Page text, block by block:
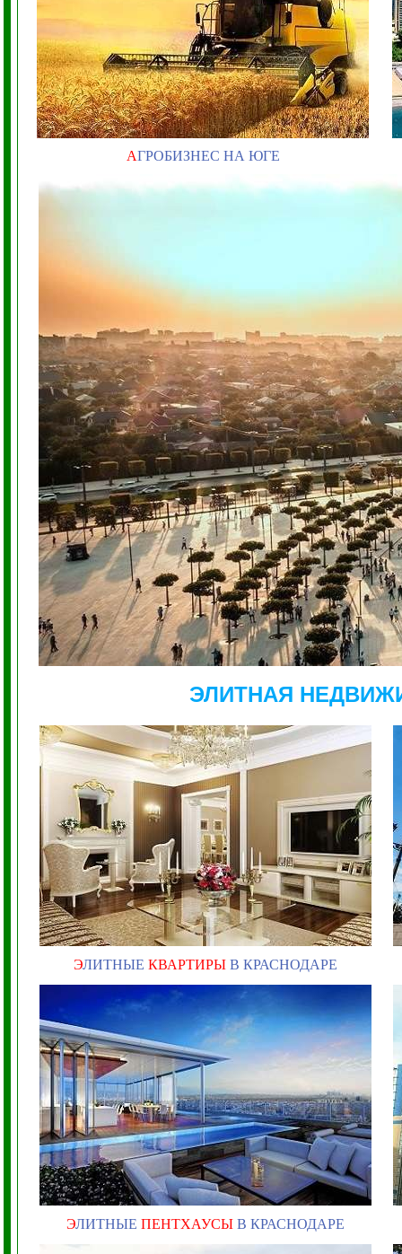
АГРОБИЗНЕС НА ЮГЕ
ЭЛИТНАЯ
ЭЛИТНЫЕ КВАРТИРЫ В КРАСНОДАРЕ
ЭЛИТНЫЕ ПЕНТХАУСЫ В КРАСНОДАРЕ